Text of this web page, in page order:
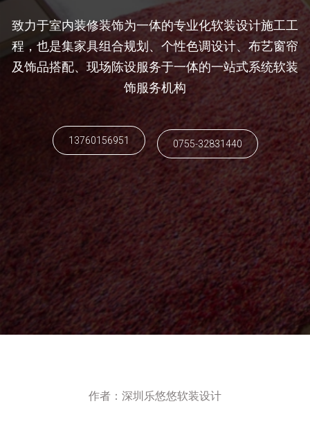
致力于室内装修装饰为一体的专业化软装设计施工工
程，也是集家具组合规划、个性色调设计、布艺窗帘
及饰品搭配、现场陈设服务于一体的一站式系统软装
饰服务机构
13760156951 0755-32831440
作者：深圳乐悠悠软装设计